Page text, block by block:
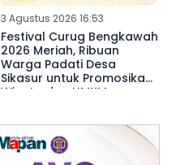
3 Agustus 2026 16:53
Festival Curug Bengkawah
2026 Meriah, Ribuan
Warga Padati Desa
Sikasur untuk Promosikan
Wisata dan UMKM